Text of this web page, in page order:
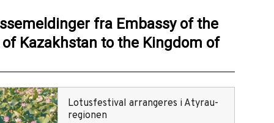
fra Embassy of the
of Kazakhstan to the Kingdom of
Lotusfestival arrangeres i Atyrau-
regionen